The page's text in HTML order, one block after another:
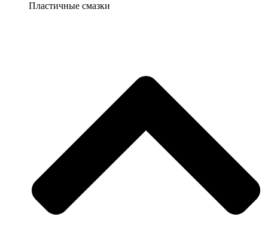
Пластичные смазки